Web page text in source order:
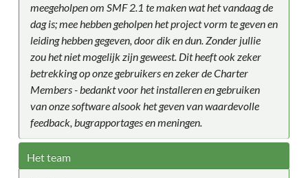
meegeholpen om SMF 2.1 te maken wat het vandaag de
dag is; mee hebben geholpen het project vorm te geven en
leiding hebben gegeven, door dik en dun. Zonder jullie
zou het niet mogelijk zijn geweest. Dit heeft ook zeker
betrekking op onze gebruikers en zeker de Charter
Members - bedankt voor het installeren en gebruiken
van onze software alsook het geven van waardevolle
feedback, bugrapportages en meningen.
Het team